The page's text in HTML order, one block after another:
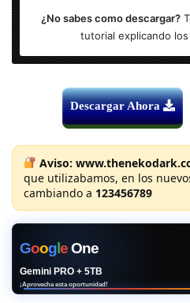
¿No sabes como descargar?
tutorial explicando los
Descargar Ahora
Aviso:
que utilizabamos, en los
cambiando a 123456789
GoogleOne
Gemini PRO + 5TB
¡Aprovecha esta oportunidad!